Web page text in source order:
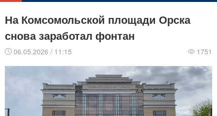
На Комсомольской площади Орска
снова заработал фонтан
06.05.2026 / 11:15 1751